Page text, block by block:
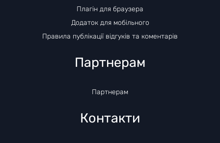
Плагін для браузера
Додаток для мобільного
Правила публікації відгуків та коментарів
Партнерам
Партнерам
Контакти